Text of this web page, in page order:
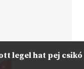
legel hat pej csikó